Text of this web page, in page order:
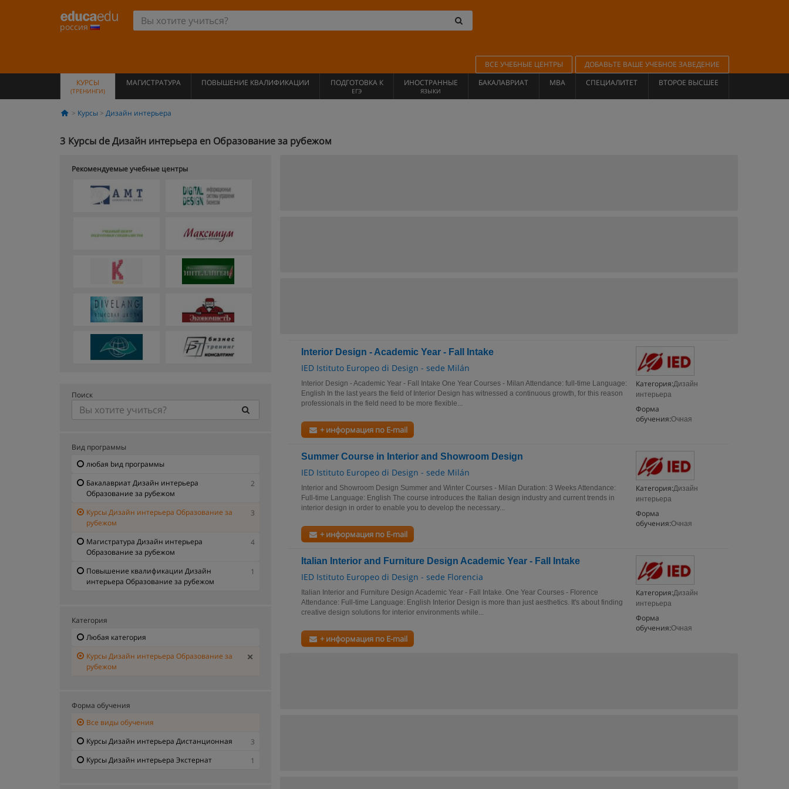
россия
ВСЕ УЧЕБНЫЕ ЦЕНТРЫ
ДОБАВЬТЕ ВАШЕ УЧЕБНОЕ ЗАВЕДЕНИЕ
КУРСЫ
(ТРЕНИНГИ)
МАГИСТРАТУРА ПОВЫШЕНИЕ КВАЛИФИКАЦИИ ПОДГОТОВКА К
ЕГЭ
ИНОСТРАННЫЕ
ЯЗЫКИ
БАКАЛАВРИАТ MBA СПЕЦИАЛИТЕТ ВТОРОЕ ВЫСШЕЕ
Курсы Дизайн интерьера
3 Курсы de Дизайн интерьера en Образование за рубежом
Interior Design - Academic Year - Fall Intake
IED Istituto Europeo di Design - sede Milán
Категория:Дизайн
интерьера
Форма
обучения:Очная
Interior Design - Academic Year - Fall Intake One Year Courses - Milan Attendance: full-time Language:
English In the last years the field of Interior Design has witnessed a continuous growth, for this reason
professionals in the field need to be more flexible...
+ информация по E-mail
Summer Course in Interior and Showroom Design
IED Istituto Europeo di Design - sede Milán
Категория:Дизайн
интерьера
Форма
обучения:Очная
Interior and Showroom Design Summer and Winter Courses - Milan Duration: 3 Weeks Attendance:
Full-time Language: English The course introduces the Italian design industry and current trends in
interior design in order to enable you to develop the necessary...
+ информация по E-mail
Italian Interior and Furniture Design Academic Year - Fall Intake
IED Istituto Europeo di Design - sede Florencia
Категория:Дизайн
интерьера
Форма
обучения:Очная
Italian Interior and Furniture Design Academic Year - Fall Intake. One Year Courses - Florence
Attendance: Full-time Language: English Interior Design is more than just aesthetics. It's about finding
creative design solutions for interior environments while...
+ информация по E-mail
Рекомендуемые учебные центры
Поиск
Вид программы
любая bид программы
Бакалавриат Дизайн интерьера
Образование за рубежом
2
Курсы Дизайн интерьера Образование за
рубежом
3
Магистратура Дизайн интерьера
Образование за рубежом
4
Повышение квалификации Дизайн
интерьера Образование за рубежом
1
Категория
Любая категория
Курсы Дизайн интерьера Образование за
рубежом
Форма обучения
Все виды обучения
Курсы Дизайн интерьера Дистанционная
3
Курсы Дизайн интерьера Экстернат
1